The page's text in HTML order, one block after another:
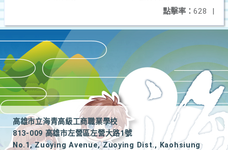
點擊率： 628 |
高雄市立海青高級工商職業學校
813-009 高雄市左營區左營大路1號
No.1, Zuoying Avenue, Zuoying Dist., Kaohsiung